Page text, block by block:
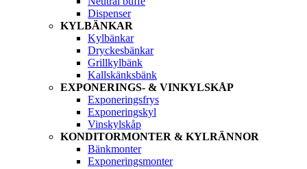
Dispenser
KYLBÄNKAR
Kylbänkar
Dryckesbänkar
Grillkylbänk
Kallskänksbänk
EXPONERINGS- & VINKYLSKÅP
Exponeringsfrys
Exponeringskyl
Vinskylskåp
KONDITORMONTER & KYLRÄNNOR
Bänkmonter
Exponeringsmonter